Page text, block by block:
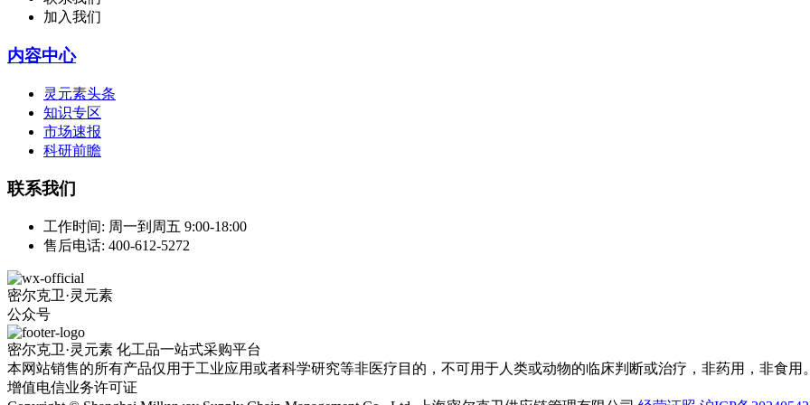
加入我们
内容中心
灵元素头条
知识专区
市场速报
科研前瞻
联系我们
工作时间: 周一到周五 9:00-18:00
售后电话: 400-612-5272
密尔克卫·灵元素
公众号
密尔克卫·灵元素 化工品一站式采购平台
本网站销售的所有产品仅用于工业应用或者科学研究等非医疗目的，不可用于人类或动物的临床判断或治疗，非药用，非食用
增值电信业务许可证